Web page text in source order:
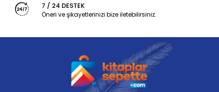
7 / 24 DESTEK
Öneri ve şikayetlerinizi bize iletebilirsiniz.